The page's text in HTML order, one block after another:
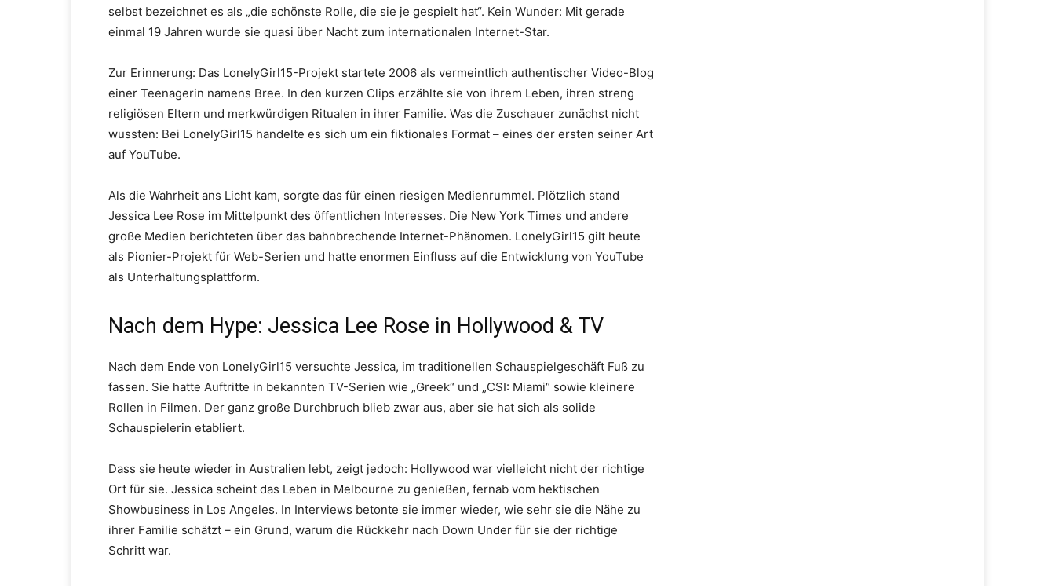
selbst bezeichnet es als „die schönste Rolle, die sie je gespielt hat“. Kein Wunder: Mit gerade
einmal 19 Jahren wurde sie quasi über Nacht zum internationalen Internet-Star.
Zur Erinnerung: Das LonelyGirl15-Projekt startete 2006 als vermeintlich authentischer Video-Blog
einer Teenagerin namens Bree. In den kurzen Clips erzählte sie von ihrem Leben, ihren streng
religiösen Eltern und merkwürdigen Ritualen in ihrer Familie. Was die Zuschauer zunächst nicht
wussten: Bei LonelyGirl15 handelte es sich um ein fiktionales Format – eines der ersten seiner Art
auf YouTube.
Als die Wahrheit ans Licht kam, sorgte das für einen riesigen Medienrummel. Plötzlich stand
Jessica Lee Rose im Mittelpunkt des öffentlichen Interesses. Die New York Times und andere
große Medien berichteten über das bahnbrechende Internet-Phänomen. LonelyGirl15 gilt heute
als Pionier-Projekt für Web-Serien und hatte enormen Einfluss auf die Entwicklung von YouTube
als Unterhaltungsplattform.
Nach dem Hype: Jessica Lee Rose in Hollywood & TV
Nach dem Ende von LonelyGirl15 versuchte Jessica, im traditionellen Schauspielgeschäft Fuß zu
fassen. Sie hatte Auftritte in bekannten TV-Serien wie „Greek“ und „CSI: Miami“ sowie kleinere
Rollen in Filmen. Der ganz große Durchbruch blieb zwar aus, aber sie hat sich als solide
Schauspielerin etabliert.
Dass sie heute wieder in Australien lebt, zeigt jedoch: Hollywood war vielleicht nicht der richtige
Ort für sie. Jessica scheint das Leben in Melbourne zu genießen, fernab vom hektischen
Showbusiness in Los Angeles. In Interviews betonte sie immer wieder, wie sehr sie die Nähe zu
ihrer Familie schätzt – ein Grund, warum die Rückkehr nach Down Under für sie der richtige
Schritt war.